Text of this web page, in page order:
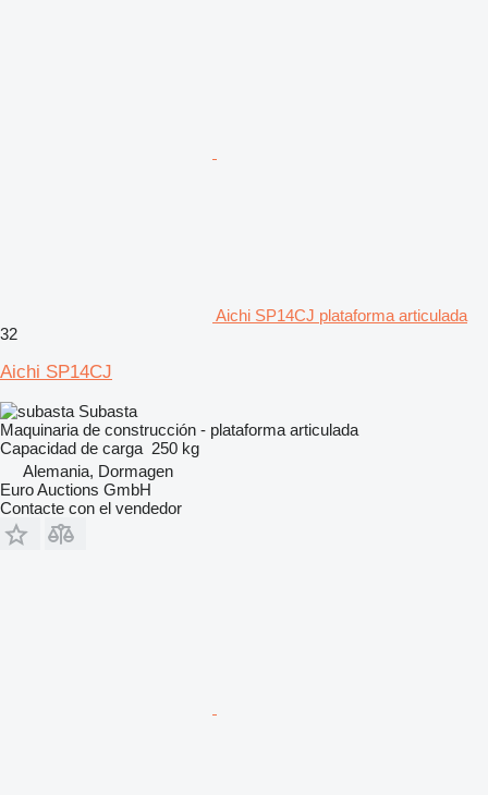
Aichi SP14CJ plataforma articulada
32
Aichi SP14CJ
Subasta
Maquinaria de construcción - plataforma articulada
Capacidad de carga 250 kg
Alemania, Dormagen
Euro Auctions GmbH
Contacte con el vendedor